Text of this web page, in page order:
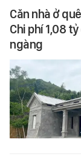
Căn nhà ở
Chi phí 1,08
ngàng